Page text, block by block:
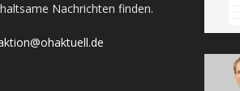
Nachrichten finden.